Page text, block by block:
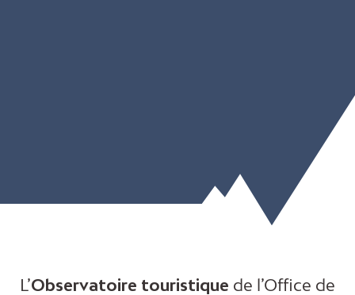
L’Observatoire touristique de l’Office de